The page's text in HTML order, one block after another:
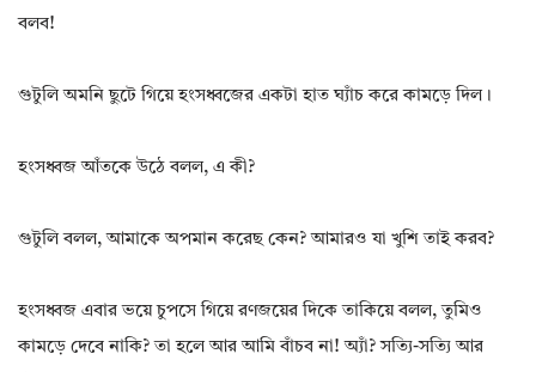
বলব!
গুটুলি অমনি ছুটে গিয়ে হংসধ্বজের একটা হাত ঘ্যাঁচ করে কামড়ে দিল।
হংসধ্বজ আঁতকে উঠে বলল, এ কী?
গুটুলি বলল, আমাকে অপমান করেছ কেন? আমারও যা খুশি তাই করব?
হংসধ্বজ এবার ভয়ে চুপসে গিয়ে রণজয়ের দিকে তাকিয়ে বলল, তুমিও
কামড়ে দেবে নাকি? তা হলে আর আমি বাঁচব না! অ্যাঁ? সত্যি-সত্যি আর